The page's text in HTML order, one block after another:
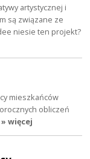
artystycznej i
są związane ze
niesie ten projekt?
mieszkańców
obliczeń
» więcej